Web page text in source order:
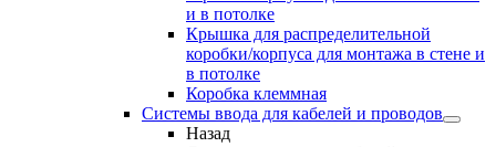
и в потолке
Крышка для распределительной
коробки/корпуса для монтажа в стене и
в потолке
Коробка клеммная
Системы ввода для кабелей и проводов
Назад